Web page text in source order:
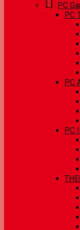
PC
PC
PC
PC